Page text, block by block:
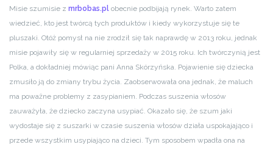
Misie szumisie z mrbobas.pl obecnie podbijają rynek. Warto zatem
wiedzieć, kto jest twórcą tych produktów i kiedy wykorzystuje się te
pluszaki. Otóż pomysł na nie zrodził się tak naprawdę w 2013 roku, jednak
misie pojawiły się w regularniej sprzedaży w 2015 roku. Ich twórczynią jest
Polka, a dokładniej mówiąc pani Anna Skórzyńska. Pojawienie się dziecka
zmusiło ją do zmiany trybu życia. Zaobserwowała ona jednak, że maluch
ma poważne problemy z zasypianiem. Podczas suszenia włosów
zauważyła, że dziecko zaczyna usypiać. Okazało się, że szum jaki
wydostaje się z suszarki w czasie suszenia włosów działa uspokajająco i
przede wszystkim usypiająco na dzieci. Tym sposobem wpadła ona na